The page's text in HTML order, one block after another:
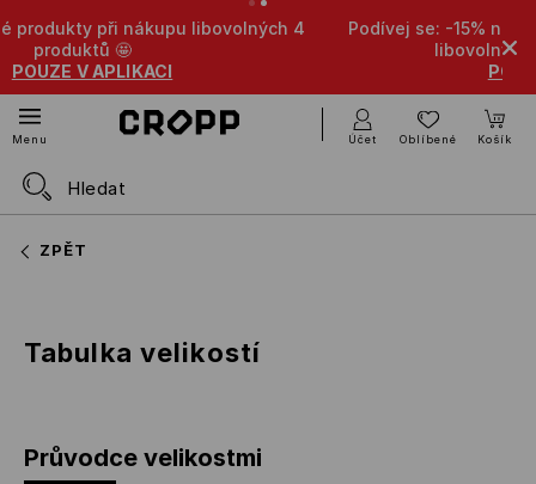
při nákupu libovolných 4
🤩
APLIKACI
Podívej se: -15% na zlevněné
libovolných 5
POUZE V
Menu Účet Oblíbené Košík
ZPĚT
Tabulka velikostí
Průvodce velikostmi